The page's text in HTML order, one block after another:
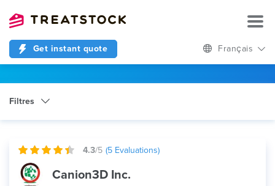
Get instant quote Français
Filtres
4.3/5 (5 Evaluations)
Canion3D Inc.